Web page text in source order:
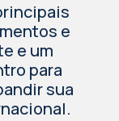
e
e um
para
sua